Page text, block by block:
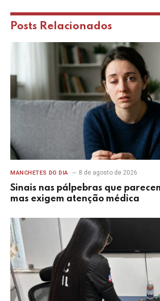
Posts Relacionados
MANCHETES DO DIA 8 de agosto de 2026
Sinais nas pálpebras que
mas exigem atenção médica